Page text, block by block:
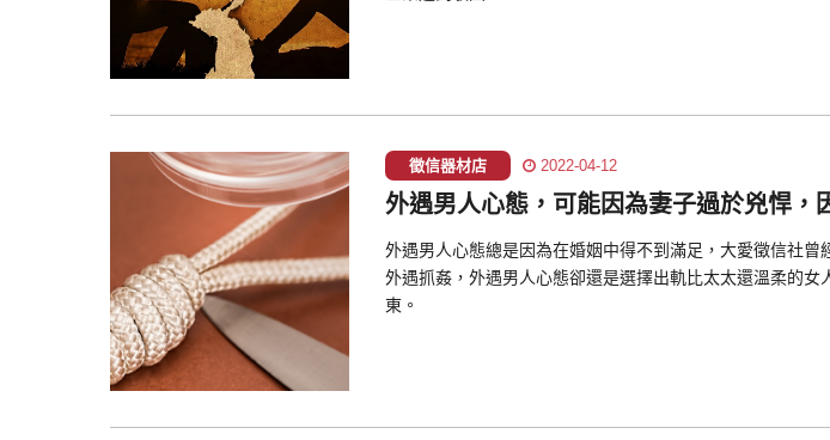
徵信器材店 2022-04-12
外遇男人心態，可能因為妻子過於兇悍，
外遇男人心態總是因為在婚姻中得不到滿足，大愛徵信社
外遇抓姦，外遇男人心態卻還是選擇出軌比太太還溫柔的
東。